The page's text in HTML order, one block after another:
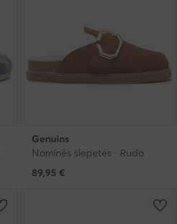
Genuins
Naminės šlepetės · Ruda
89,95 €